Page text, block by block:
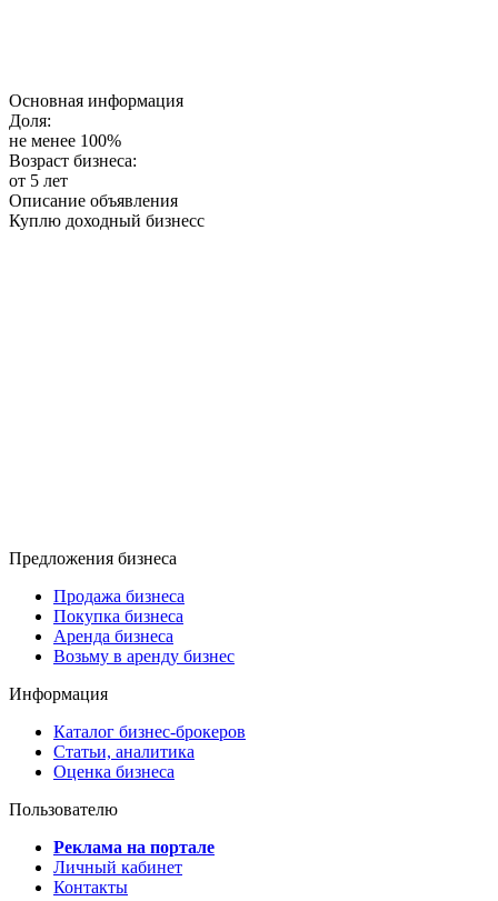
Основная информация
Доля:
не менее 100%
Возраст бизнеса:
от 5 лет
Описание объявления
Куплю доходный бизнесс
Предложения бизнеса
Продажа бизнеса
Покупка бизнеса
Аренда бизнеса
Возьму в аренду бизнес
Информация
Каталог бизнес-брокеров
Статьи, аналитика
Оценка бизнеса
Пользователю
Реклама на портале
Личный кабинет
Контакты